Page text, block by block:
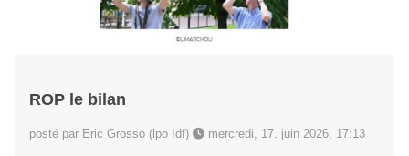
ROP le bilan
posté par Eric Grosso (lpo Idf) mercredi, 17. juin 2026, 17:13